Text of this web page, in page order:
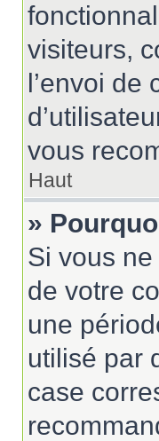
visiteurs,
l’envoi de
vous
Haut
»
Si vous
de votre
une
utilisé par
case